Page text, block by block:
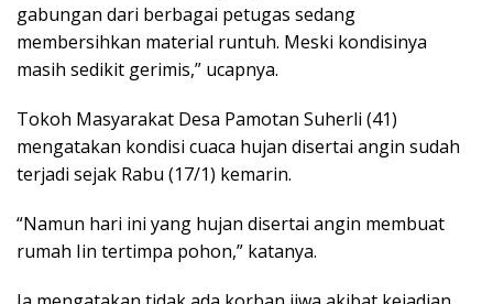
gabungan dari berbagai petugas sedang
membersihkan material runtuh. Meski kondisinya
masih sedikit gerimis,” ucapnya.
Tokoh Masyarakat Desa Pamotan Suherli (41)
mengatakan kondisi cuaca hujan disertai angin sudah
terjadi sejak Rabu (17/1) kemarin.
“Namun hari ini yang hujan disertai angin membuat
rumah Iin tertimpa pohon,” katanya.